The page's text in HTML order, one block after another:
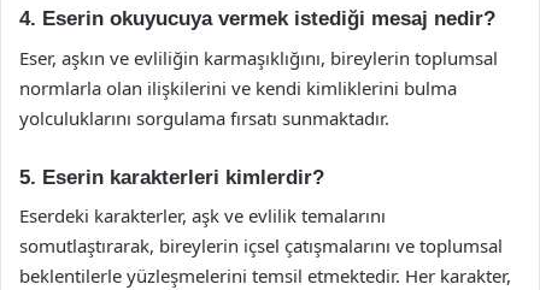
4. Eserin okuyucuya vermek istediği mesaj nedir?
Eser, aşkın ve evliliğin karmaşıklığını, bireylerin toplumsal
normlarla olan ilişkilerini ve kendi kimliklerini bulma
yolculuklarını sorgulama fırsatı sunmaktadır.
5. Eserin karakterleri kimlerdir?
Eserdeki karakterler, aşk ve evlilik temalarını
somutlaştırarak, bireylerin içsel çatışmalarını ve toplumsal
beklentilerle yüzleşmelerini temsil etmektedir. Her karakter,